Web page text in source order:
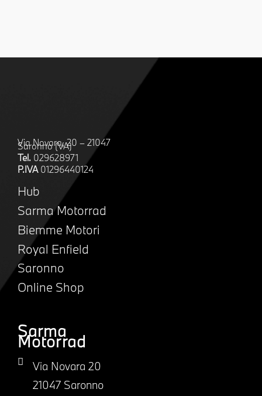
Via Novara, 20 – 21047
Saronno (VA)
Tel. 029628971
P.IVA01296440124
Hub
Sarma Motorrad
Biemme Motori
Royal Enfield
Saronno
Online Shop
Sarma
Motorrad
Via Novara 20
21047 Saronno